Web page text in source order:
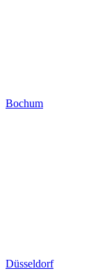
Bochum
Düsseldorf